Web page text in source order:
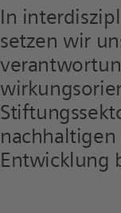
In
setzen wir
Entwicklung